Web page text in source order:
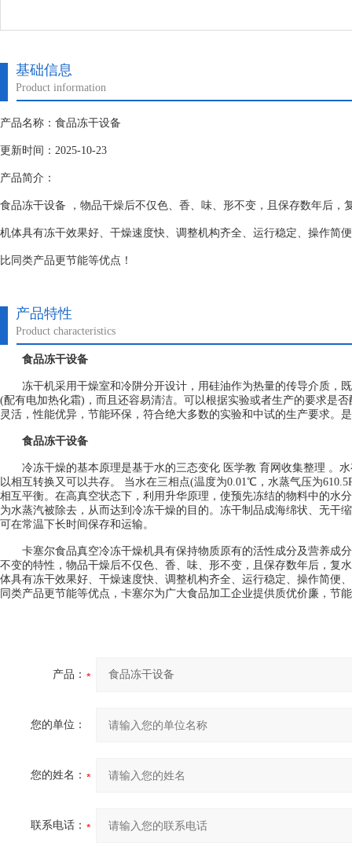
基础信息
Product information
产品名称：食品冻干设备
更新时间：2025-10-23
产品简介：
食品冻干设备 ，物品干燥后不仅色、香、味、形不变，且保存数年后，
机体具有冻干效果好、干燥速度快、调整机构齐全、运行稳定、操作简
比同类产品更节能等优点！
产品特性
Product characteristics
食品冻干设备
冻干机采用干燥室和冷阱分开设计，用硅油作为热量的传导介质，
(配有电加热化霜)，而且还容易清洁。可以根据实验或者生产的要求是
灵活，性能优异，节能环保，符合绝大多数的实验和中试的生产要求。
食品冻干设备
冷冻干燥的基本原理是基于水的三态变化 医学教 育网收集整理 。水
以相互转换又可以共存。 当水在三相点(温度为0.01℃，水蒸气压为
相互平衡。在高真空状态下，利用升华原理，使预先冻结的物料中的水
为水蒸汽被除去，从而达到冷冻干燥的目的。冻干制品成海绵状、无干
可在常温下长时间保存和运输。
卡塞尔食品真空冷冻干燥机具有保持物质原有的活性成分及营养成
不变的特性，物品干燥后不仅色、香、味、形不变，且保存数年后，复
体具有冻干效果好、干燥速度快、调整机构齐全、运行稳定、操作简便
同类产品更节能等优点，卡塞尔为广大食品加工企业提供质优价廉，节
产品：
您的单位：
您的姓名：
联系电话：